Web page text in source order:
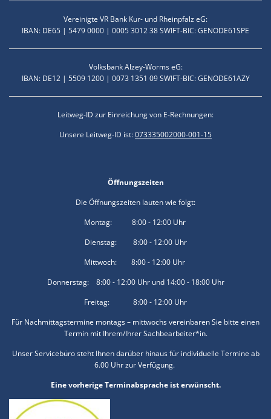
Vereinigte VR Bank Kur- und Rheinpfalz eG:
IBAN: DE65 | 5479 0000 | 0005 3012 38 SWIFT-BIC: GENODE61SPE
Volksbank Alzey-Worms eG:
IBAN: DE12 | 5509 1200 | 0073 1351 09 SWIFT-BIC: GENODE61AZY
Leitweg-ID zur Einreichung von E-Rechnungen:
Unsere Leitweg-ID ist:073335002000-001-15
Öffnungszeiten
Die Öffnungszeiten lauten wie folgt:
Montag: 8:00 - 12:00 Uhr
Dienstag: 8:00 - 12:00 Uhr
Mittwoch: 8:00 - 12:00 Uhr
Donnerstag: 8:00 - 12:00 Uhr und 14:00 - 18:00 Uhr
Freitag: 8:00 - 12:00 Uhr
Für Nachmittagstermine montags – mittwochs vereinbaren Sie bitte einen
Termin mit Ihrem/Ihrer Sachbearbeiter*in.
Unser Servicebüro steht Ihnen darüber hinaus für individuelle Termine ab
6.00 Uhr zur Verfügung.
Eine vorherige Terminabsprache ist erwünscht.